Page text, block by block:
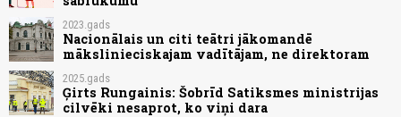
2023.gads
Nacionālais un citi teātri jākomandē
mākslinieciskajam vadītājam, ne direktoram
2025.gads
Ģirts Rungainis: Šobrīd Satiksmes ministrijas
cilvēki nesaprot, ko viņi dara